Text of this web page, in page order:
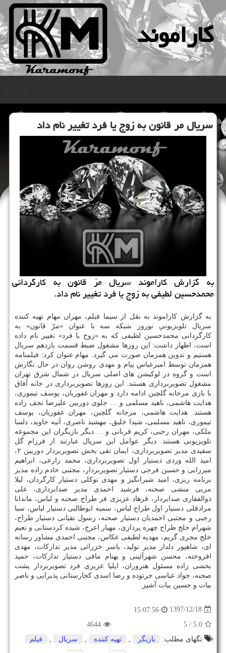
كاراموند
سریال مر قانون به زوج یا فرد تغییر نام داد
به گزارش كاراموند سریال مرّ قانون به كارگردانی
محمدحسین لطیفی به زوج یا فرد تغییر نام داد.
به گزارش كاراموند به نقل از سیما فیلم، مهران مهام تهیه كننده
سریال تلویزیونیِ نوروز شبكه سه با عنوان «مرّ قانون» به
كارگردانی محمدحسین لطیفی كه به «زوج یا فرد» تغییر نام داده
است، اظهار داشت: این روزها مشغول ضبط قسمت یازدهم سریال
هستیم و تدوین همزمان صورت می گیرد. مهام عنوان كرد: فیلمنامه
همزمان توسط امیرعباس پیام و مهدی روشن روان در حال نگارش
است و گروه در لوكیشن های اصلی سریال در شمال شرق تهران
مشغول تصویربرداری هستند. این روزها تصویربرداری در خانه آفاق
با بازی مرجانه گلچین ادامه دارد و مهران غفوریان، یوسف تیموری،
هدایت هاشمی، ناهید مسلمی و … جلوی دوربین علیرضا نجف زاده
هستند. هدایت هاشمی، مرجانه گلچین، مهران غفوریان، یوسف
تیموری، ناهید مسلمی، شیدا خلیق، مهشید ناصری، آتیه جاوید، دلسا
ملكی، مهران رجبی، كریم قربانی و … دیگر بازیگران این مجموعه
تلویزیونی هستند. دیگر عوامل این سریال عبارتند از فرزام گل
سفیدی مدیر تصویربرداری، ایمان تقی بخش تصویربردار دوربین ۲،
امید الله وردی دستیار اول تصویربرداری، محمد زارعی، ابراهیم
میرزایی و حسین فرجی دستیار تصویربردار، مجتبی خادم زاده مدیر
برنامه ریزی، امید شیرانگیز و مهدی توكلی دستیار كارگردان، لیلا
مربی منشی صحنه، فرشید احمدی مدیر صدابرداری، علی
ذوالفقاری صدابردار، فرهاد عزیزی فر طراح صحنه و لباس، ماندانا
مرادقلی دستیار اول طراح لباس، سمیه ابوطالبی دستیار لباس، سبا
رجبی و مجتبی احمدیان دستیار صحنه، رسول تقیانی دستیار طراح،
شهرام خلج طراح چهره پردازی، مهیار اعرج، شیده كردستانی و نعیم
خلج مجری گریم، مهدیه لطیفی عكاس، مجتبی احمدی مشاور رسانه
ای، شاهپور دلدار مدیر تولید، یاسر خزرائی مدیر تداركات، مهدی
افروخته، محسن شهرآئینی و بهنام مافی دستیار تداركات، حمید
بخشی زاده مسئول هنروران، ایلیا عزیزی فرد تصویربردار پشت
صحنه، جواد عباسی جرتوده و رضا اسدی كجارستانی پذیرایی و ناصر
بیات و حسین بیات آشپز.
1397/12/18
15:07:56
5.0
/ 5
4644
تگهای مطلب:
بازیگر تهیه كننده سریال فیلم